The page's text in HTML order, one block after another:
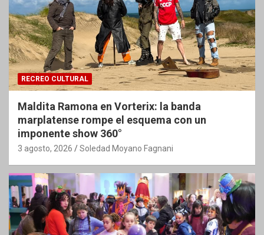
RECREO CULTURAL
Maldita Ramona en Vorterix: la banda
marplatense rompe el esquema con un
imponente show 360°
3 agosto, 2026 Soledad Moyano Fagnani